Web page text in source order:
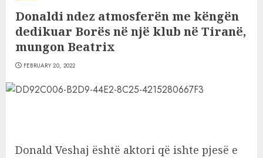
Donaldi ndez atmosferën me këngën
dedikuar Borës në një klub në Tiranë,
mungon Beatrix
FEBRUARY 20, 2022
Donald Veshaj është aktori që ishte pjesë e